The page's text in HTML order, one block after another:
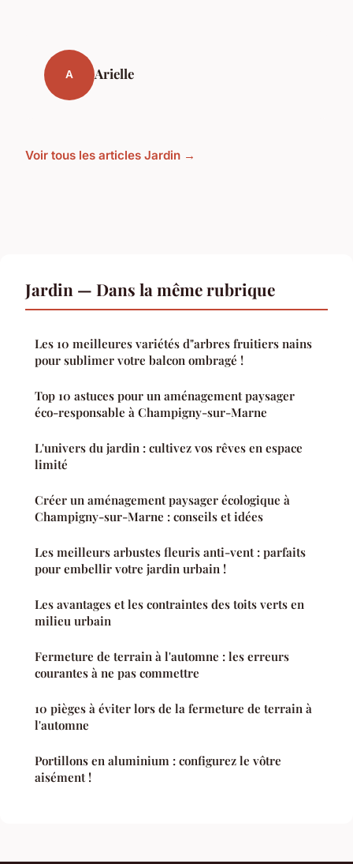
A Arielle
Voir tous les articles Jardin →
Jardin — Dans la même rubrique
Les 10 meilleures variétés d"arbres fruitiers nains
pour sublimer votre balcon ombragé !
Top 10 astuces pour un aménagement paysager
éco-responsable à Champigny-sur-Marne
L'univers du jardin : cultivez vos rêves en espace
limité
Créer un aménagement paysager écologique à
Champigny-sur-Marne : conseils et idées
Les meilleurs arbustes fleuris anti-vent : parfaits
pour embellir votre jardin urbain !
Les avantages et les contraintes des toits verts en
milieu urbain
Fermeture de terrain à l'automne : les erreurs
courantes à ne pas commettre
10 pièges à éviter lors de la fermeture de terrain à
l'automne
Portillons en aluminium : configurez le vôtre
aisément !